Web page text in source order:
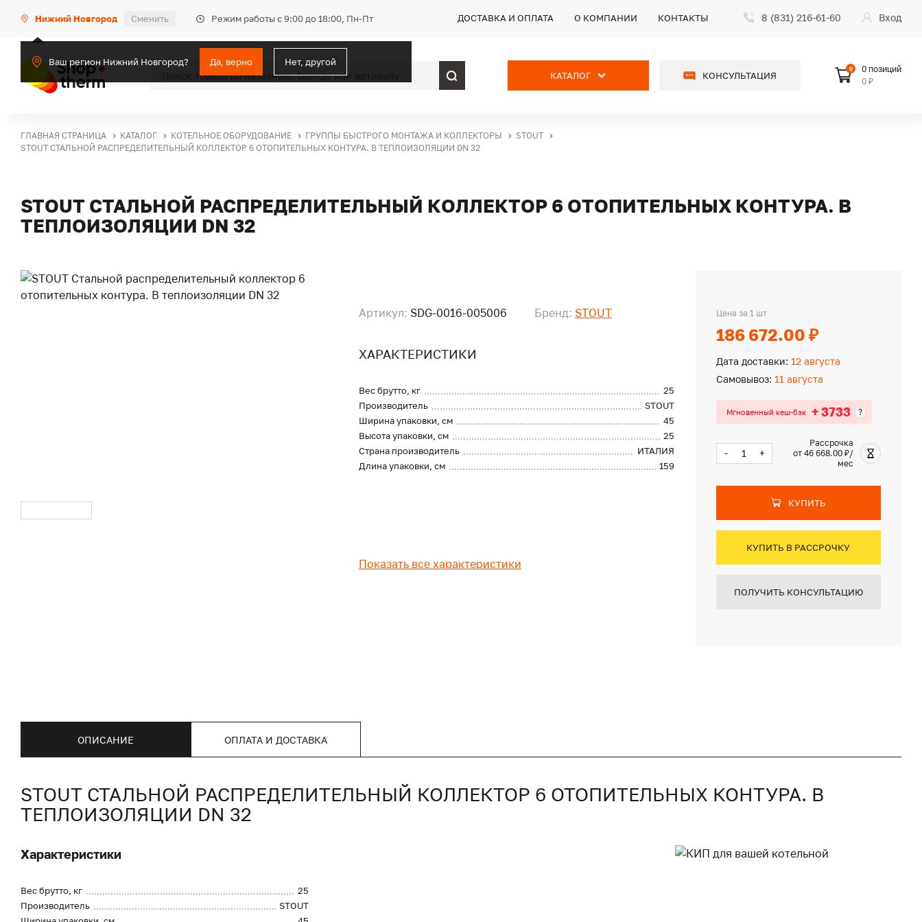
Нижний Новгород Сменить Режим работы с 9:00 до 18:00, Пн-Пт
Ваш регион Нижний Новгород? Да, верно Нет, другой
ДОСТАВКА И ОПЛАТА О КОМПАНИИ КОНТАКТЫ 8 (831) 216-61-60 Вход
КАТАЛОГ КОНСУЛЬТАЦИЯ
0
0 позиций
0 ₽
ГЛАВНАЯ СТРАНИЦА КАТАЛОГ КОТЕЛЬНОЕ ОБОРУДОВАНИЕ ГРУППЫ БЫСТРОГО МОНТАЖА И КОЛЛЕКТОРЫ
STOUT
STOUT СТАЛЬНОЙ РАСПРЕДЕЛИТЕЛЬНЫЙ КОЛЛЕКТОР 6 ОТОПИТЕЛЬНЫХ КОНТУРА. В ТЕПЛОИЗОЛЯЦИИ DN 32
STOUT СТАЛЬНОЙ РАСПРЕДЕЛИТЕЛЬНЫЙ КОЛЛЕКТОР 6 ОТОПИТЕЛЬНЫХ КОНТУРА. В
ТЕПЛОИЗОЛЯЦИИ DN 32
Артикул: SDG-0016-005006 Бренд: STOUT
ХАРАКТЕРИСТИКИ
Вес брутто, кг
25
Производитель
STOUT
Ширина упаковки, см
45
Высота упаковки, см
25
Страна производитель
ИТАЛИЯ
Длина упаковки, см
159
Показать все характеристики
Цена за 1 шт
186 672.00 ₽
Дата доставки: 12 августа
Самовывоз: 11 августа
Мгновенный кеш-бэк + 3733 ?
- +
Рассрочка
от 46 668.00 ₽/
мес
КУПИТЬ
КУПИТЬ В РАССРОЧКУ
ПОЛУЧИТЬ КОНСУЛЬТАЦИЮ
ОПИСАНИЕ ОПЛАТА И ДОСТАВКА
STOUT СТАЛЬНОЙ РАСПРЕДЕЛИТЕЛЬНЫЙ КОЛЛЕКТОР 6 ОТОПИТЕЛЬНЫХ КОНТУРА. В
ТЕПЛОИЗОЛЯЦИИ DN 32
Характеристики
Вес брутто, кг
25
Производитель
STOUT